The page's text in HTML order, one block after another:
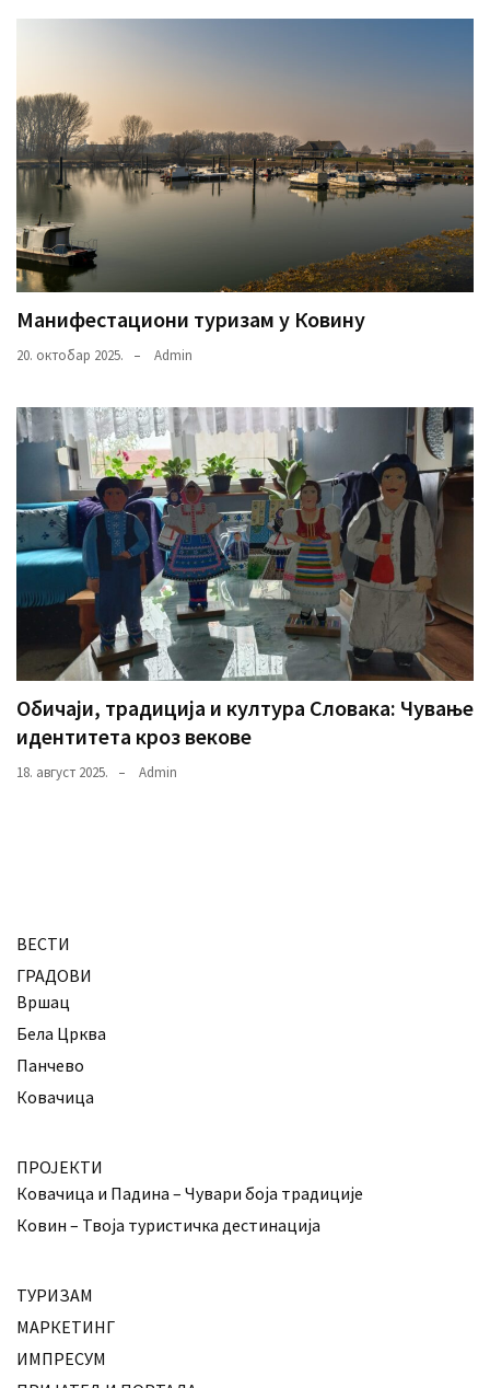
Манифестациони туризам у Ковину
20. октобар 2025. Admin
Обичаји, традиција и култура Словака: Чување
идентитета кроз векове
18. август 2025. Admin
ВЕСТИ
ГРАДОВИ
Вршац
Бела Црква
Панчево
Ковачица
ПРОЈЕКТИ
Ковачица и Падина – Чувари боја традиције
Ковин – Твоја туристичка дестинација
ТУРИЗАМ
МАРКЕТИНГ
ИМПРЕСУМ